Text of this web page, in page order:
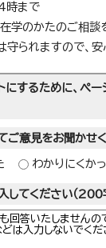
時まで
学のかたのご相談
られますので、安
にするために、ペ
ご意見をお聞かせ
わかりにくか
してください（200